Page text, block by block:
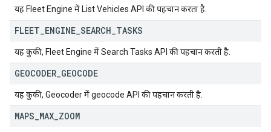
यह Fleet Engine में List Vehicles API की पहचान करता है.
FLEET ENGINE SEARCH TASKS
यह कुकी, Fleet Engine में Search Tasks API की पहचान करती है.
GEOCODER GEOCODE
यह कुकी, Geocoder में geocode API की पहचान करती है.
MAPS MAX ZOOM